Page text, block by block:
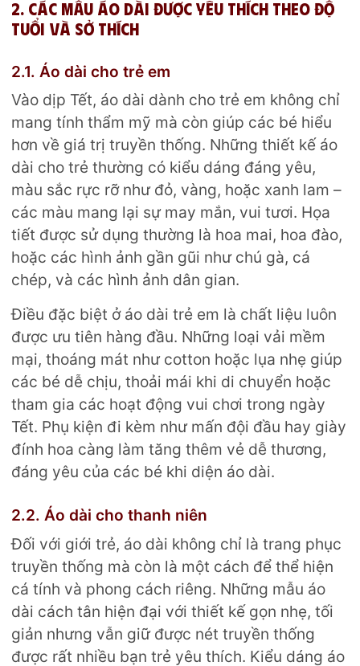
2. Các mẫu áo dài được yêu thích theo độ
tuổi và sở thích
2.1. Áo dài cho trẻ em
Vào dịp Tết, áo dài dành cho trẻ em không chỉ
mang tính thẩm mỹ mà còn giúp các bé hiểu
hơn về giá trị truyền thống. Những thiết kế áo
dài cho trẻ thường có kiểu dáng đáng yêu,
màu sắc rực rỡ như đỏ, vàng, hoặc xanh lam –
các màu mang lại sự may mắn, vui tươi. Họa
tiết được sử dụng thường là hoa mai, hoa đào,
hoặc các hình ảnh gần gũi như chú gà, cá
chép, và các hình ảnh dân gian.
Điều đặc biệt ở áo dài trẻ em là chất liệu luôn
được ưu tiên hàng đầu. Những loại vải mềm
mại, thoáng mát như cotton hoặc lụa nhẹ giúp
các bé dễ chịu, thoải mái khi di chuyển hoặc
tham gia các hoạt động vui chơi trong ngày
Tết. Phụ kiện đi kèm như mấn đội đầu hay giày
đính hoa càng làm tăng thêm vẻ dễ thương,
đáng yêu của các bé khi diện áo dài.
2.2. Áo dài cho thanh niên
Đối với giới trẻ, áo dài không chỉ là trang phục
truyền thống mà còn là một cách để thể hiện
cá tính và phong cách riêng. Những mẫu áo
dài cách tân hiện đại với thiết kế gọn nhẹ, tối
giản nhưng vẫn giữ được nét truyền thống
được rất nhiều bạn trẻ yêu thích. Kiểu dáng áo